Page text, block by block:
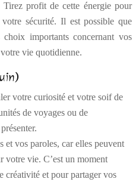
profit de cette énergie pour
sécurité. Il est possible que
importants concernant vos
vie quotidienne.
votre curiosité et votre soif de
de voyages ou de
et vos paroles, car elles peuvent
votre vie. C’est un moment
créativité et pour partager vos